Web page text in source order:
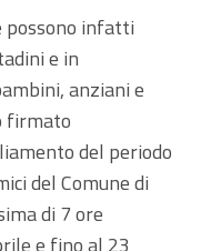
possono infatti
e in
anziani e
firmato
del periodo
del Comune di
di 7 ore
e fino al 23